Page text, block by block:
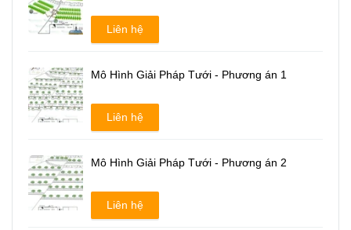
Liên hệ
Mô Hình Giải Pháp Tưới - Phương án 1
Liên hệ
Mô Hình Giải Pháp Tưới - Phương án 2
Liên hệ